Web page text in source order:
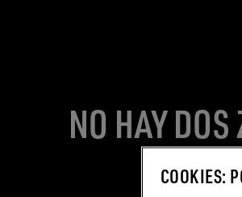
NO HAY
COOKIES: